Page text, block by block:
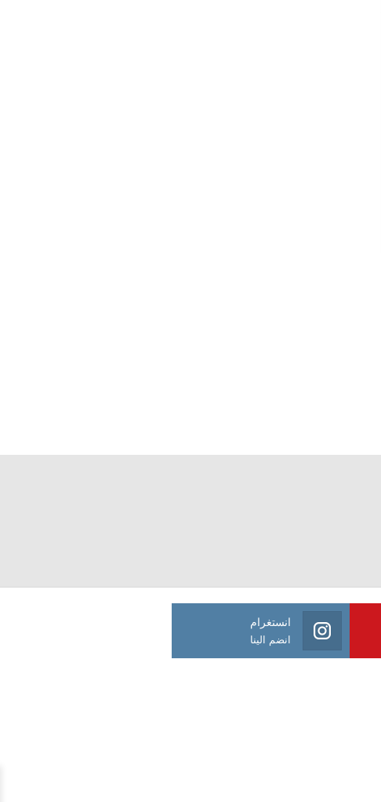
انستغرام
انضم الينا